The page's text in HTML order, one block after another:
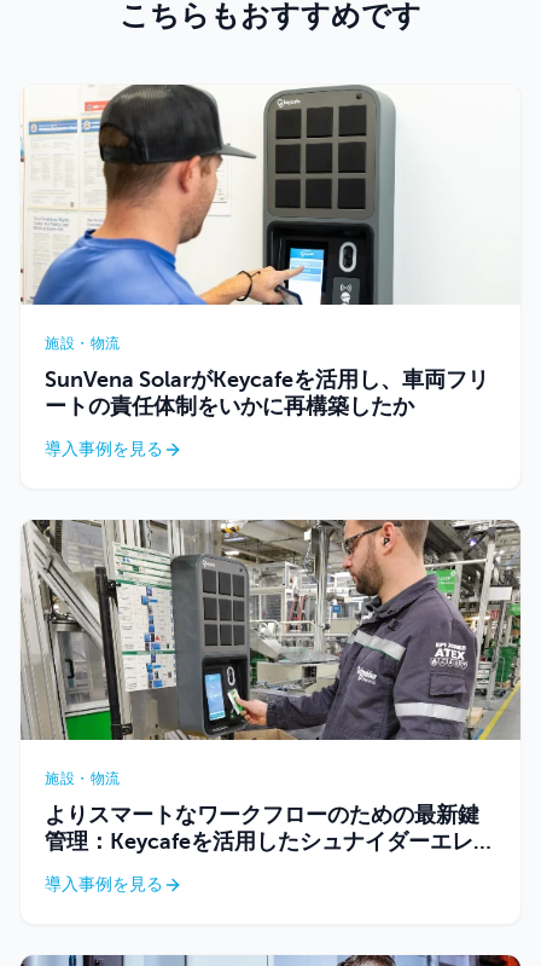
こちらもおすすめです
施設・物流
SunVena SolarがKeycafeを活用し、車両フリ
ートの責任体制をいかに再構築したか
導入事例を見る
施設・物流
よりスマートなワークフローのための最新鍵
管理：Keycafeを活用したシュナイダーエレク
導入事例を見る